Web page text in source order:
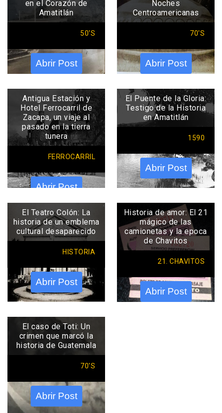
en el Corazón de
Amatitlán
50'S
Abrir Post
Noches
Centroamericanas
70'S
Abrir Post
Antigua Estación y
Hotel Ferrocarril de
Zacapa, un viaje al
pasado en la tierra
tunera
FERROCARRIL
Abrir Post
El Puente de la Gloria:
Testigo de la Historia
en Amatitlán
1590
Abrir Post
El Teatro Colón: La
historia de un emblema
cultural desaparecido
HISTORIA
Abrir Post
Historia de amor: El 21
mágico de las
camionetas y la epoca
de Chavitos
21. CHAVITOS
Abrir Post
El caso de Toti: Un
crimen que marcó la
historia de Guatemala
70'S
Abrir Post